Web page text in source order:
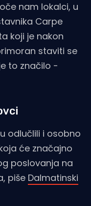
nam lokalci, u
Carpe
koji je nakon
staviti se
to značilo -
odlučlili i osobno
će značajno
poslovanja na
piše Dalmatinski